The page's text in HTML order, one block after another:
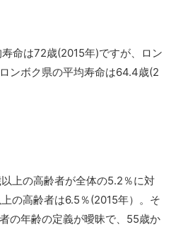
命は72歳(2015年)ですが、ロン
ンボク県の平均寿命は64.4歳(2
上の高齢者が全体の5.2％に対
の高齢者は6.5％(2015年）。そ
の年齢の定義が曖昧で、55歳か